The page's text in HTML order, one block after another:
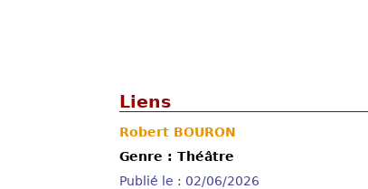
Liens
Robert BOURON
Genre : Théâtre
Publié le : 02/06/2026